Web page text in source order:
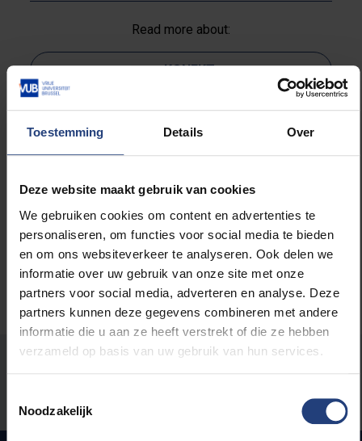
Toestemming Details Over
Deze website maakt gebruik van cookies
We gebruiken cookies om content en advertenties te
personaliseren, om functies voor social media te bieden
en om ons websiteverkeer te analyseren. Ook delen we
informatie over uw gebruik van onze site met onze
partners voor social media, adverteren en analyse. Deze
partners kunnen deze gegevens combineren met andere
informatie die u aan ze heeft verstrekt of die ze hebben
verzameld op basis van uw gebruik van hun services.
Noodzakelijk
Read more about:
weKONEKT
Science and research
Society and engagement
Was there an error on this page?